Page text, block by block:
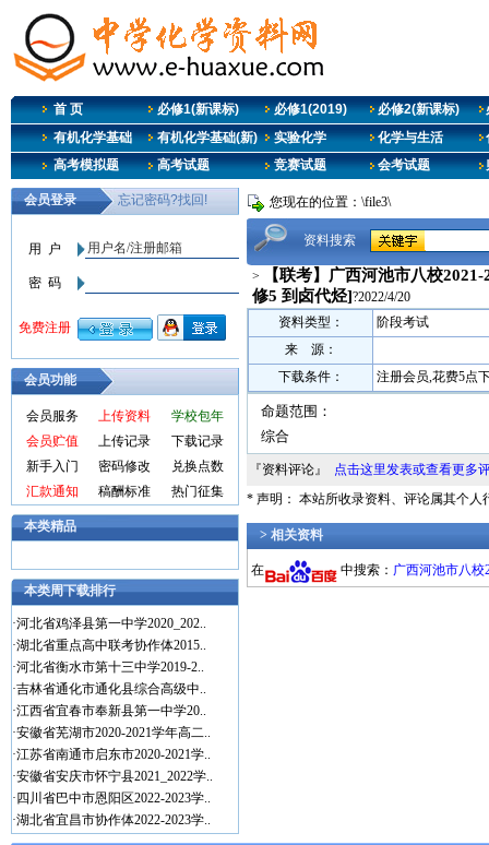
首 页 必修1(新课标) 必修1(2019) 必修2(新课标)
有机化学基础
有机化学基础(新) 实验化学 化学与生活
高考模拟题
高考试题 竞赛试题 会考试题
会员功能
会员服务 上传资料
学校包年
会员贮值
上传记录
下载记录
新手入门
密码修改
兑换点数
汇款通知
稿酬标准 热门征集
本类精品
本类周下载排行
·河北省鸡泽县第一中学2020_202..
·湖北省重点高中联考协作体2015..
·河北省衡水市第十三中学2019-2..
·吉林省通化市通化县综合高级中..
·江西省宜春市奉新县第一中学20..
·安徽省芜湖市2020-2021学年高二..
·江苏省南通市启东市2020-2021学..
·安徽省安庆市怀宁县2021_2022学..
· 四川省巴中市恩阳区2022-2023学..
·湖北省宜昌市协作体2022-2023学..
您现在的位置：\file3\
资料搜索
>
【联考】广西河池市八校
修5 到卤代烃]?2022/4/20
资料类型：
阶段考试
来 源：
下载条件：
注册会员,花费5点
命题范围：
综合
『资料评论』 点击这里发表或查看更多
* 声明： 本站所收录资料、评论属其个人
> 相关资料
在 中搜索： 广西河池市八校